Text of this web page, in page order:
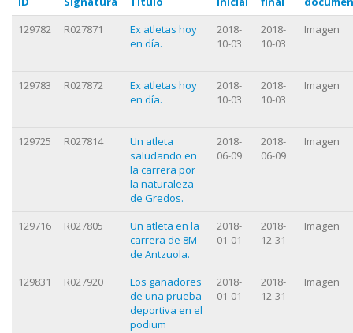
129782
R027871
Ex atletas hoy
en día.
2018-
10-03
2018-
10-03
Imagen
129783 R027872
Ex atletas hoy
en día.
2018-
10-03
2018-
10-03
Imagen
129725 R027814
Un atleta
saludando en
la carrera por
la naturaleza
de Gredos.
2018-
06-09
2018-
06-09
Imagen
129716 R027805
Un atleta en la
carrera de 8M
de Antzuola.
2018-
01-01
2018-
12-31
Imagen
129831 R027920
Los ganadores
de una prueba
deportiva en el
podium
2018-
01-01
2018-
12-31
Imagen